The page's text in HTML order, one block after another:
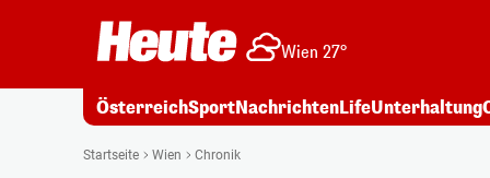
Wien 27°
ÖsterreichSportNachrichtenLifeUnterhaltung
Startseite Wien Chronik